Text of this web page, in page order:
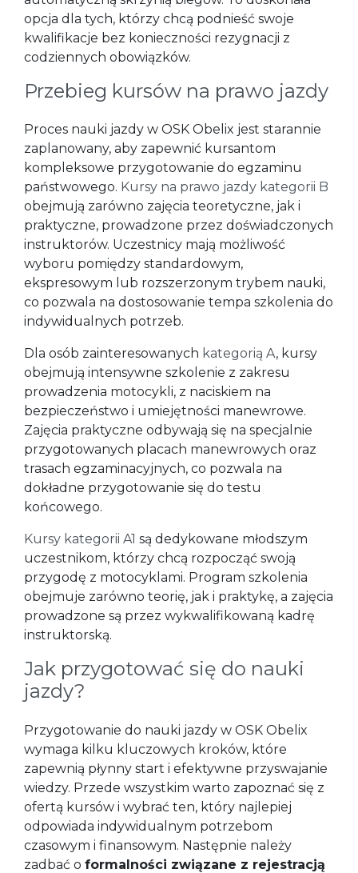
opcja dla tych, którzy chcą podnieść swoje
kwalifikacje bez konieczności rezygnacji z
codziennych obowiązków.
Przebieg kursów na prawo jazdy
Proces nauki jazdy w OSK Obelix jest starannie
zaplanowany, aby zapewnić kursantom
kompleksowe przygotowanie do egzaminu
państwowego. Kursy na prawo jazdy kategorii B
obejmują zarówno zajęcia teoretyczne, jak i
praktyczne, prowadzone przez doświadczonych
instruktorów. Uczestnicy mają możliwość
wyboru pomiędzy standardowym,
ekspresowym lub rozszerzonym trybem nauki,
co pozwala na dostosowanie tempa szkolenia do
indywidualnych potrzeb.
Dla osób zainteresowanych kategorią A, kursy
obejmują intensywne szkolenie z zakresu
prowadzenia motocykli, z naciskiem na
bezpieczeństwo i umiejętności manewrowe.
Zajęcia praktyczne odbywają się na specjalnie
przygotowanych placach manewrowych oraz
trasach egzaminacyjnych, co pozwala na
dokładne przygotowanie się do testu
końcowego.
Kursy kategorii A1 są dedykowane młodszym
uczestnikom, którzy chcą rozpocząć swoją
przygodę z motocyklami. Program szkolenia
obejmuje zarówno teorię, jak i praktykę, a zajęcia
prowadzone są przez wykwalifikowaną kadrę
instruktorską.
Jak przygotować się do nauki
jazdy?
Przygotowanie do nauki jazdy w OSK Obelix
wymaga kilku kluczowych kroków, które
zapewnią płynny start i efektywne przyswajanie
wiedzy. Przede wszystkim warto zapoznać się z
ofertą kursów i wybrać ten, który najlepiej
odpowiada indywidualnym potrzebom
czasowym i finansowym. Następnie należy
zadbać o formalności związane z rejestracją